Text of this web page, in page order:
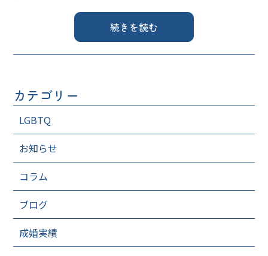
続きを読む
カテゴリー
LGBTQ
お知らせ
コラム
ブログ
成婚実績